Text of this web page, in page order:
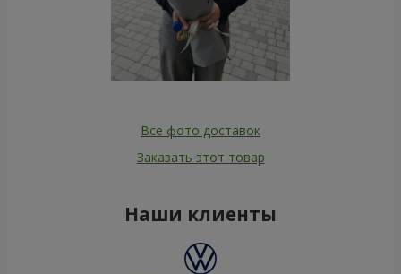
Все фото доставок
Заказать этот товар
Наши клиенты